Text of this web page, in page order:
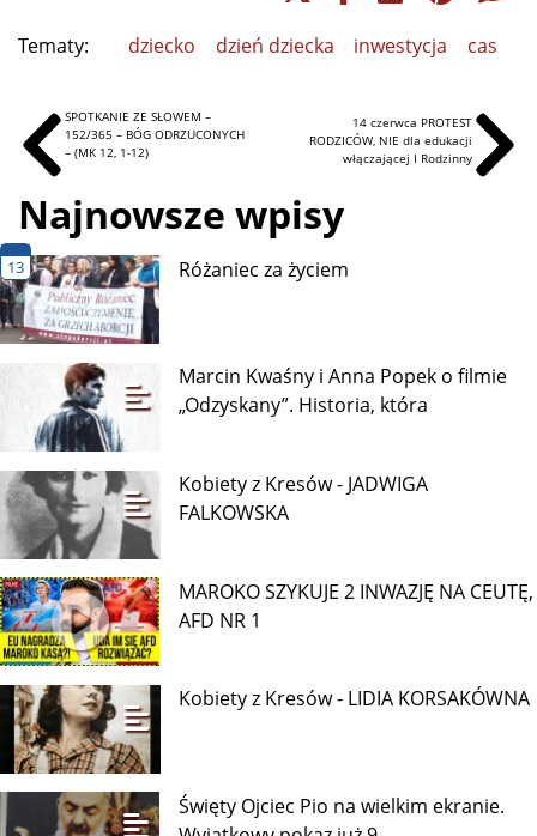
Tematy: dziecko dzień dziecka inwestycja cas
SPOTKANIE ZE SŁOWEM –
152/365 – BÓG ODRZUCONYCH
– (MK 12, 1-12)
14 czerwca PROTEST
RODZICÓW, NIE dla edukacji
włączającej I Rodzinny
Najnowsze wpisy
13 Różaniec za życiem
Marcin Kwaśny i Anna Popek o filmie
„Odzyskany”. Historia, która
Kobiety z Kresów - JADWIGA
FALKOWSKA
MAROKO SZYKUJE 2 INWAZJĘ NA CEUTĘ,
AFD NR 1
Kobiety z Kresów - LIDIA KORSAKÓWNA
Święty Ojciec Pio na wielkim ekranie.